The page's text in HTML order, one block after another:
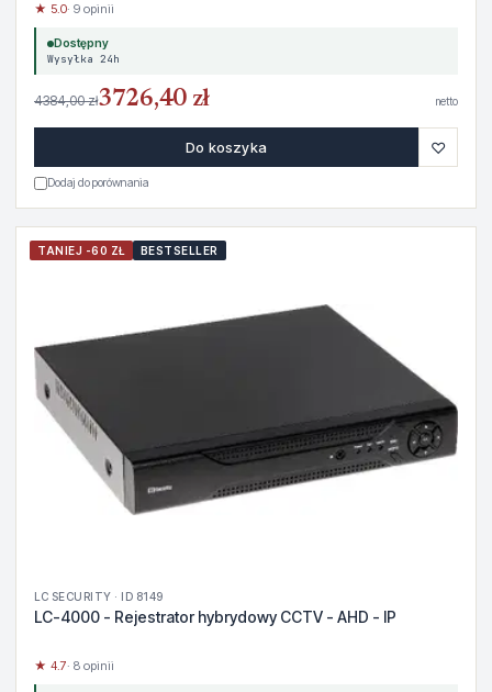
★ 5.0· 9 opinii
Dostępny
Wysyłka 24h
4384,00 zł3726,40 zł netto
Do koszyka ♡
Dodaj do porównania
TANIEJ -60 ZŁ BESTSELLER
LC SECURITY · ID 8149
LC-4000 - Rejestrator hybrydowy CCTV - AHD - IP
★ 4.7· 8 opinii